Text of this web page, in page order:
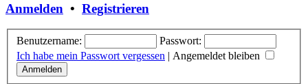
Anmelden • Registrieren
Benutzername:
Passwort:
Ich habe mein Passwort vergessen | Angemeldet bleiben